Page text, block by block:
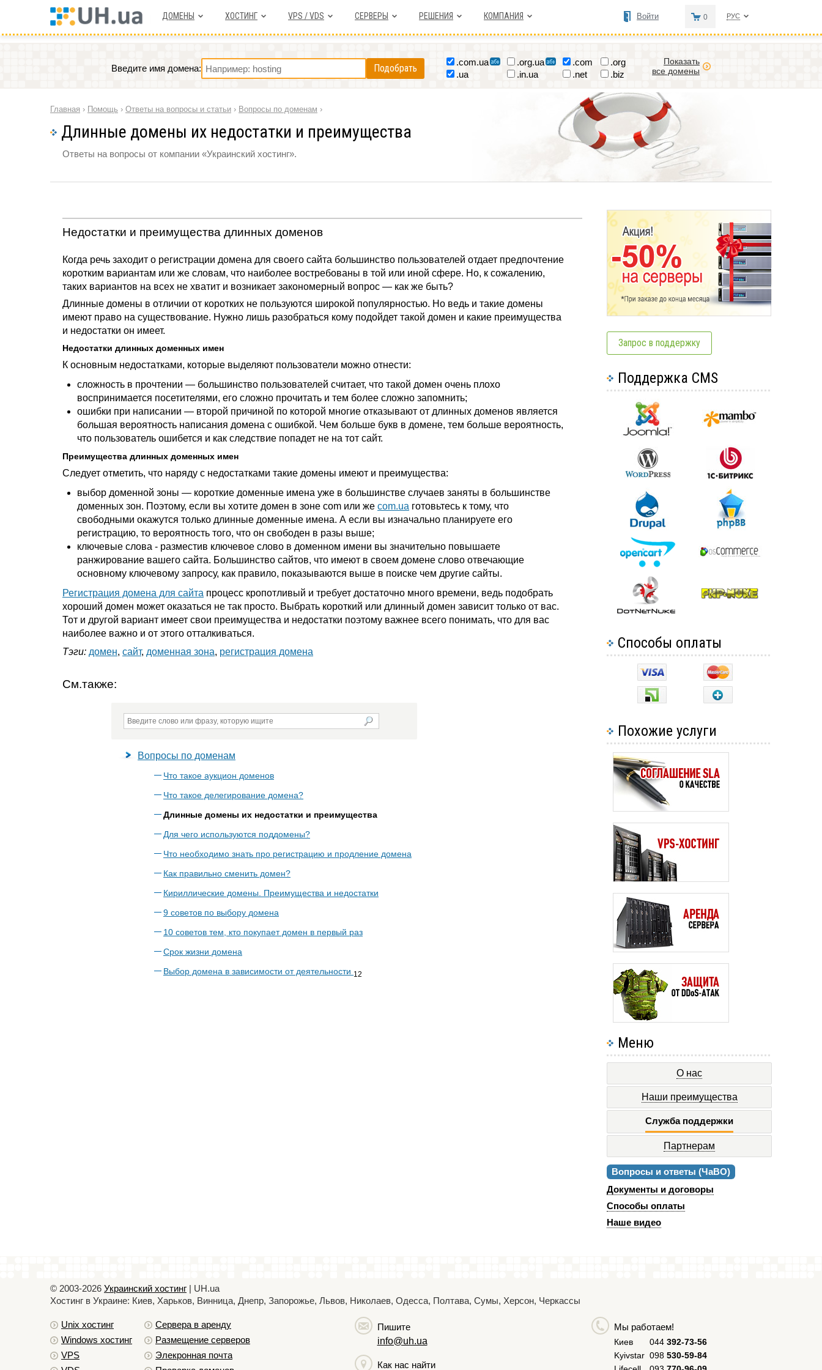
ДОМЕНЫ ХОСТИНГ VPS / VDS СЕРВЕРЫ РЕШЕНИЯ КОМПАНИЯ РУС
0
Войти
Введите имя домена: Подобрать
.com.ua .org.ua .com
.org
.ua
.in.ua .net .biz
Показать
все домены
Главная › Помощь › Ответы на вопросы и статьи › Вопросы по доменам ›
Длинные домены их недостатки и преимущества
Ответы на вопросы от компании «Украинский хостинг».
Недостатки и преимущества длинных доменов
Когда речь заходит о регистрации домена для своего сайта большинство пользователей отдает предпочтение
коротким вариантам или же словам, что наиболее востребованы в той или иной сфере. Но, к сожалению,
таких вариантов на всех не хватит и возникает закономерный вопрос — как же быть?
Длинные домены в отличии от коротких не пользуются широкой популярностью. Но ведь и такие домены
имеют право на существование. Нужно лишь разобраться кому подойдет такой домен и какие преимущества
и недостатки он имеет.
Недостатки длинных доменных имен
К основным недостатками, которые выделяют пользователи можно отнести:
сложность в прочтении — большинство пользователей считает, что такой домен очень плохо
воспринимается посетителями, его сложно прочитать и тем более сложно запомнить;
ошибки при написании — второй причиной по которой многие отказывают от длинных доменов является
большая вероятность написания домена с ошибкой. Чем больше букв в домене, тем больше вероятность,
что пользователь ошибется и как следствие попадет не на тот сайт.
Преимущества длинных доменных имен
Следует отметить, что наряду с недостатками такие домены имеют и преимущества:
выбор доменной зоны — короткие доменные имена уже в большинстве случаев заняты в большинстве
доменных зон. Поэтому, если вы хотите домен в зоне com или же com.ua готовьтесь к тому, что
свободными окажутся только длинные доменные имена. А если вы изначально планируете его
регистрацию, то вероятность того, что он свободен в разы выше;
ключевые слова - разместив ключевое слово в доменном имени вы значительно повышаете
ранжирование вашего сайта. Большинство сайтов, что имеют в своем домене слово отвечающие
основному ключевому запросу, как правило, показываются выше в поиске чем другие сайты.
Регистрация домена для сайта процесс кропотливый и требует достаточно много времени, ведь подобрать
хороший домен может оказаться не так просто. Выбрать короткий или длинный домен зависит только от вас.
Тот и другой вариант имеет свои преимущества и недостатки поэтому важнее всего понимать, что для вас
наиболее важно и от этого отталкиваться.
Тэги: домен, сайт, доменная зона, регистрация домена
См.также:
Вопросы по доменам
Что такое аукцион доменов
Что такое делегирование домена?
Длинные домены их недостатки и преимущества
Для чего используются поддомены?
Что необходимо знать про регистрацию и продление домена
Как правильно сменить домен?
Кириллические домены. Преимущества и недостатки
9 советов по выбору домена
10 советов тем, кто покупает домен в первый раз
Срок жизни домена
Выбор домена в зависимости от деятельности 12
Запрос в поддержку
Поддержка CMS
Способы оплаты
Похожие услуги
Меню
О нас
Наши преимущества
Служба поддержки
Партнерам
Вопросы и ответы (ЧаВО)
Документы и договоры
Способы оплаты
Наше видео
© 2003-2026 Украинский хостинг | UH.ua
Хостинг в Украине: Киев, Харьков, Винница, Днепр, Запорожье, Львов, Николаев, Одесса, Полтава, Сумы, Херсон, Черкассы
Unix хостинг
Windows хостинг
VPS
Сервера в аренду
Размещение серверов
Элекронная почта
Пишите
info@uh.ua
Как нас найти
Мы работаем!
Киев 044 392-73-56
Kyivstar 098 530-59-84